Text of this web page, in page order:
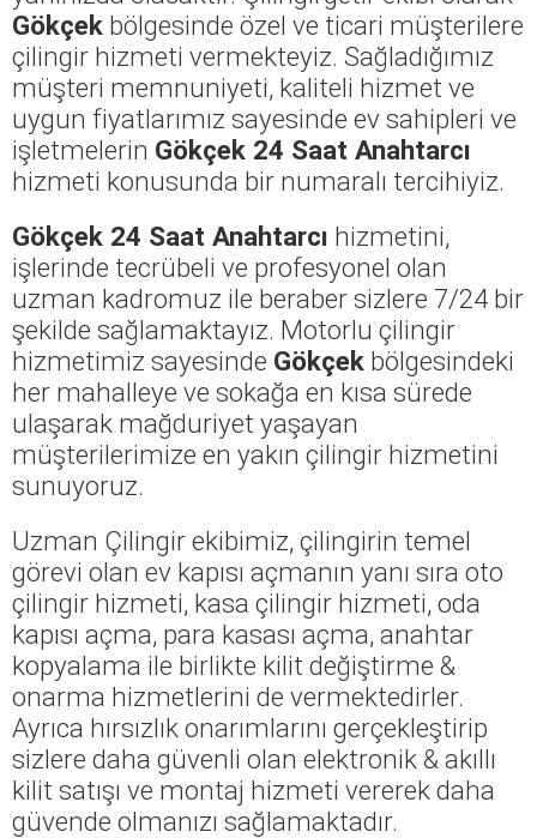
Gökçek bölgesinde özel ve ticari müşterilere
çilingir hizmeti vermekteyiz. Sağladığımız
müşteri memnuniyeti, kaliteli hizmet ve
uygun fiyatlarımız sayesinde ev sahipleri ve
işletmelerin Gökçek 24 Saat Anahtarcı
hizmeti konusunda bir numaralı tercihiyiz.
Gökçek 24 Saat Anahtarcı hizmetini,
işlerinde tecrübeli ve profesyonel olan
uzman kadromuz ile beraber sizlere 7/24 bir
şekilde sağlamaktayız. Motorlu çilingir
hizmetimiz sayesinde Gökçek bölgesindeki
her mahalleye ve sokağa en kısa sürede
ulaşarak mağduriyet yaşayan
müşterilerimize en yakın çilingir hizmetini
sunuyoruz.
Uzman Çilingir ekibimiz, çilingirin temel
görevi olan ev kapısı açmanın yanı sıra oto
çilingir hizmeti, kasa çilingir hizmeti, oda
kapısı açma, para kasası açma, anahtar
kopyalama ile birlikte kilit değiştirme &
onarma hizmetlerini de vermektedirler.
Ayrıca hırsızlık onarımlarını gerçekleştirip
sizlere daha güvenli olan elektronik & akıllı
kilit satışı ve montaj hizmeti vererek daha
güvende olmanızı sağlamaktadır.